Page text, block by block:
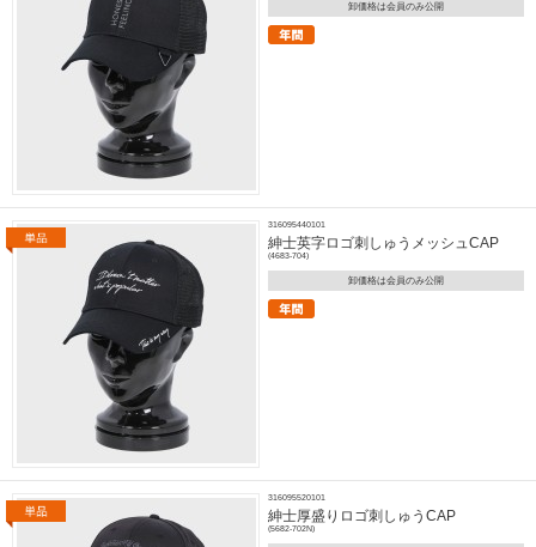
卸価格は会員のみ公開
316095440101
紳士英字ロゴ刺しゅうメッシュCAP
(4683-704)
卸価格は会員のみ公開
316095520101
紳士厚盛りロゴ刺しゅうCAP
(5682-702N)